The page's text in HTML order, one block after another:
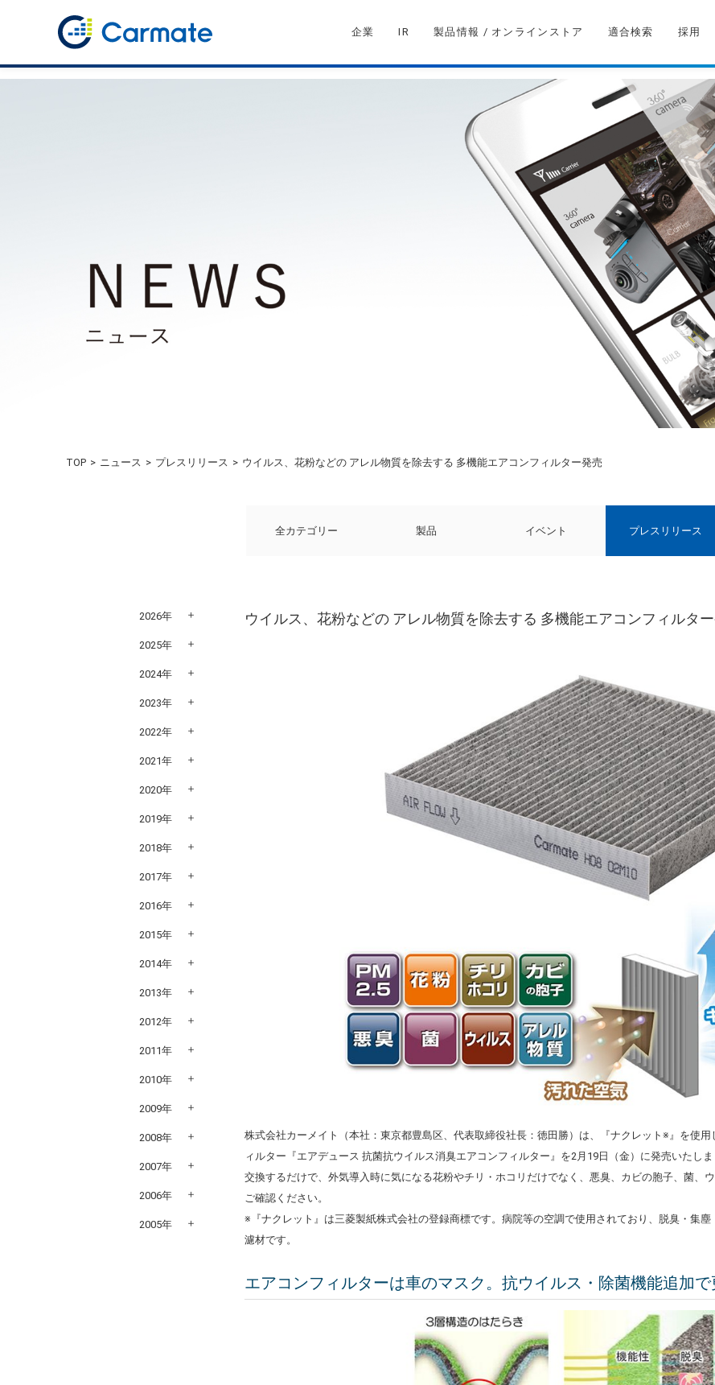
企業 IR 製品情報 / オンラインストア 適合検索 採用
TOP ニュース プレスリリース ウイルス、花粉などの アレル物質を除去する 多機能エアコンフィルター発売
全カテゴリー 製品 イベント プレスリリース
ウイルス、花粉などの アレル物質を除去する 多機能エアコンフィルタ
株式会社カーメイト（本社：東京都豊島区、代表取締役社長：徳田勝）は、『ナクレット※』を使
ィルター『エアデュース抗菌抗ウイルス消臭エアコンフィルター』を2月19日（金）に発売いたし
交換するだけで、外気導入時に気になる花粉やチリ・ホコリだけでなく、悪臭、カビの胞子、菌、
ご確認ください。
※『ナクレット』は三菱製紙株式会社の登録商標です。病院等の空調で使用されており、脱臭・集
濾材です。
エアコンフィルターは車のマスク。抗ウイルス・除菌機能追加
2026年
2025年
2024年
2023年
2022年
2021年
2020年
2019年
2018年
2017年
2016年
2015年
2014年
2013年
2012年
2011年
2010年
2009年
2008年
2007年
2006年
2005年